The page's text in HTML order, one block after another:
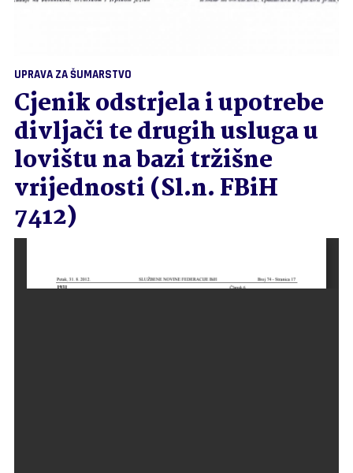
UPRAVA ZA ŠUMARSTVO
Cjenik odstrjela i upotrebe
divljači te drugih usluga u
lovištu na bazi tržišne
vrijednosti (Sl.n. FBiH
7412)